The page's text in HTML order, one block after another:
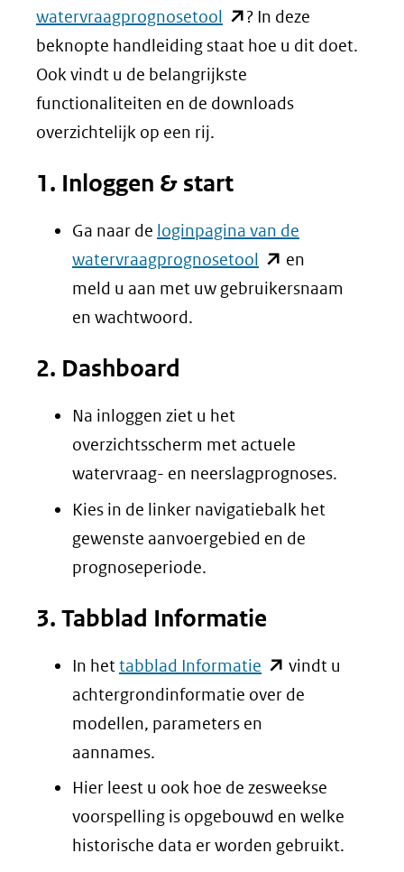
watervraagprognosetool (opent
in
nieuw
venster)
een
? In deze
beknopte handleiding staat hoe u dit doet.
Ook vindt u de belangrijkste
functionaliteiten en de downloads
overzichtelijk op een rij.
1. Inloggen & start
Ga naar de loginpagina van de
watervraagprognosetool (opent
in
website)
en
meld u aan met uw gebruikersnaam
en wachtwoord.
2. Dashboard
Na inloggen ziet u het
overzichtsscherm met actuele
watervraag- en neerslagprognoses.
Kies in de linker navigatiebalk het
gewenste aanvoergebied en de
prognoseperiode.
3. Tabblad Informatie
In hettabblad Informatie (opent
in
nieuw
(verwijst
naar
een
vindt u
achtergrondinformatie over de
modellen, parameters en
aannames.
Hier leest u ook hoe de zesweekse
voorspelling is opgebouwd en welke
historische data er worden gebruikt.